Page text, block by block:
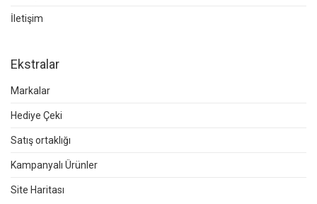
İletişim
Ekstralar
Markalar
Hediye Çeki
Satış ortaklığı
Kampanyalı Ürünler
Site Haritası